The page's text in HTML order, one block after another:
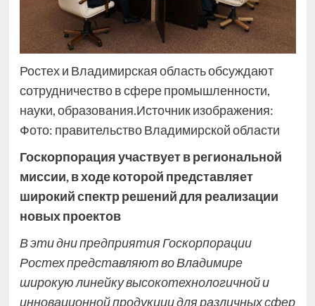
Ростех и Владимирская область обсуждают
сотрудничество в сфере промышленности,
науки, образования.Источник изображения:
Фото: правительство Владимирской области
Госкорпорация участвует в региональной
миссии, в ходе которой представляет
широкий спектр решений для реализации
новых проектов
В эти дни предприятия Госкорпорации
Ростех представляют во Владимире
широкую линейку высокотехнологичной и
инновационной продукции для различных сфер